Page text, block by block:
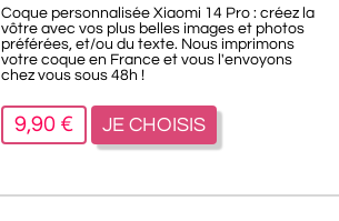
Coque personnalisée Xiaomi 14 Pro : créez la
vôtre avec vos plus belles images et photos
préférées, et/ou du texte. Nous imprimons
votre coque en France et vous l'envoyons
chez vous sous 48h !
9,90 € JE CHOISIS